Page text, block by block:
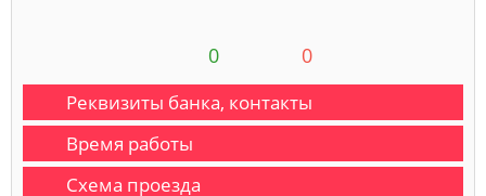
0 0
Реквизиты банка, контакты
Время работы
Схема проезда